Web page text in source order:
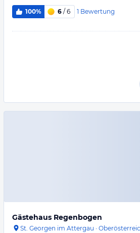
100% 6 / 6 1 Bewertung
Gästehaus Regenbogen
St. Georgen im Attergau ·